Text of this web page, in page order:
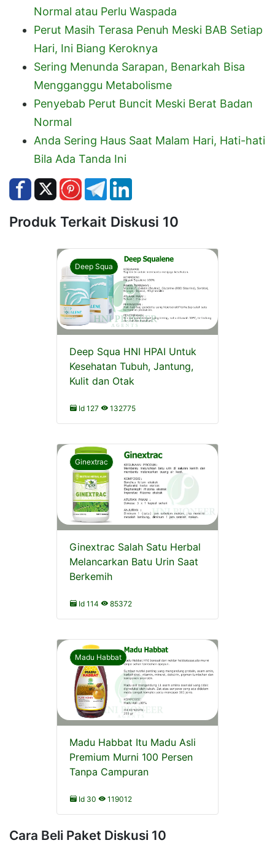
Normal atau Perlu Waspada
Perut Masih Terasa Penuh Meski BAB Setiap
Hari, Ini Biang Keroknya
Sering Menunda Sarapan, Benarkah Bisa
Mengganggu Metabolisme
Penyebab Perut Buncit Meski Berat Badan
Normal
Anda Sering Haus Saat Malam Hari, Hati-hati
Bila Ada Tanda Ini
Produk Terkait Diskusi 10
Deep Squa
Deep Squa HNI HPAI Untuk
Kesehatan Tubuh, Jantung,
Kulit dan Otak
Id 127 132775
Ginextrac
Ginextrac Salah Satu Herbal
Melancarkan Batu Urin Saat
Berkemih
Id 114 85372
Madu Habbat
Madu Habbat Itu Madu Asli
Premium Murni 100 Persen
Tanpa Campuran
Id 30 119012
Cara Beli Paket Diskusi 10